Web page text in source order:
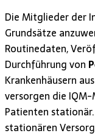
Die Mitglieder der
Grundsätze
Routinedaten,
Durchführung von
Krankenhäusern
versorgen die
Patienten
stationären